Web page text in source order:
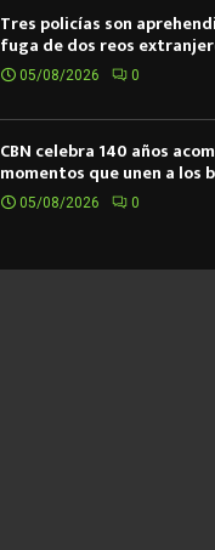
Tres policías son
fuga de dos reos
05/08/2026 0
CBN celebra 140 años
momentos que unen a los
05/08/2026 0